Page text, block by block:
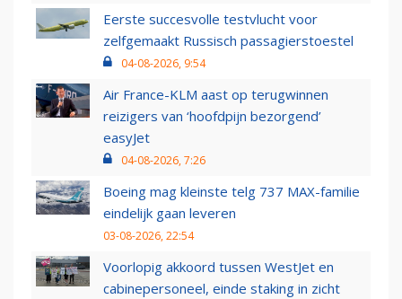
Eerste succesvolle testvlucht voor
zelfgemaakt Russisch passagierstoestel
04-08-2026, 9:54
Air France-KLM aast op terugwinnen
reizigers van ‘hoofdpijn bezorgend’
easyJet
04-08-2026, 7:26
Boeing mag kleinste telg 737 MAX-familie
eindelijk gaan leveren
03-08-2026, 22:54
Voorlopig akkoord tussen WestJet en
cabinepersoneel, einde staking in zicht